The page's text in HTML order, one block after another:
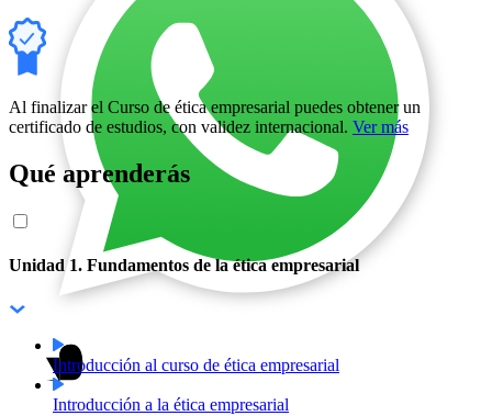
Al finalizar el Curso de ética empresarial puedes obtener un
certificado de estudios, con validez internacional. Ver más
Qué aprenderás
Unidad 1. Fundamentos de la ética empresarial
Introducción al curso de ética empresarial
Introducción a la ética empresarial